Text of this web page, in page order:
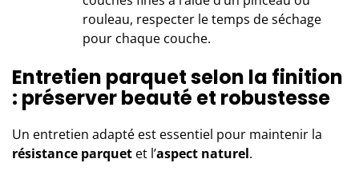
rouleau, respecter le temps de séchage
pour chaque couche.
Entretien parquet selon la finition
: préserver beauté et robustesse
Un entretien adapté est essentiel pour maintenir la
résistance parquet et l’aspect naturel.